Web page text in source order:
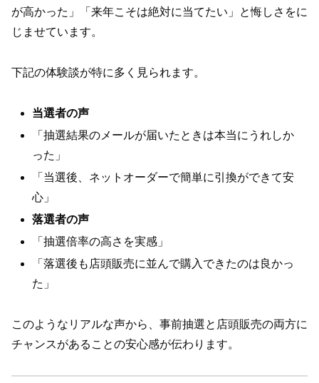
が高かった」「来年こそは絶対に当てたい」と悔しさをに
じませています。
下記の体験談が特に多く見られます。
当選者の声
「抽選結果のメールが届いたときは本当にうれしか
った」
「当選後、ネットオーダーで簡単に引換ができて安
心」
落選者の声
「抽選倍率の高さを実感」
「落選後も店頭販売に並んで購入できたのは良かっ
た」
このようなリアルな声から、事前抽選と店頭販売の両方に
チャンスがあることの安心感が伝わります。